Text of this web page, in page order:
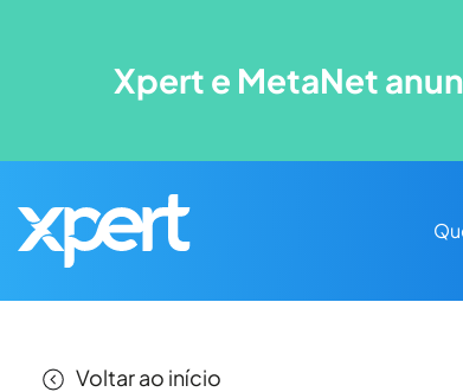
Xpert e MetaNet
Voltar ao início